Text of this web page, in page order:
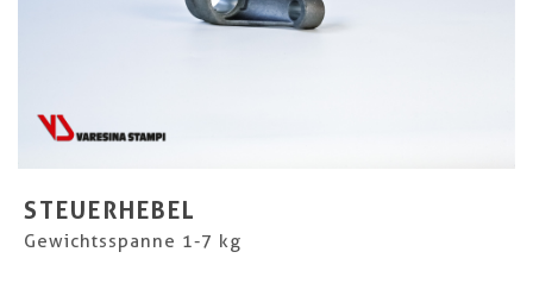
STEUERHEBEL
Gewichtsspanne 1-7 kg